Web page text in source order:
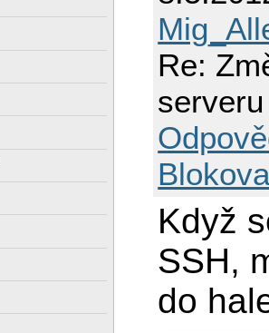
Re:
serveru
Když
SSH,
do